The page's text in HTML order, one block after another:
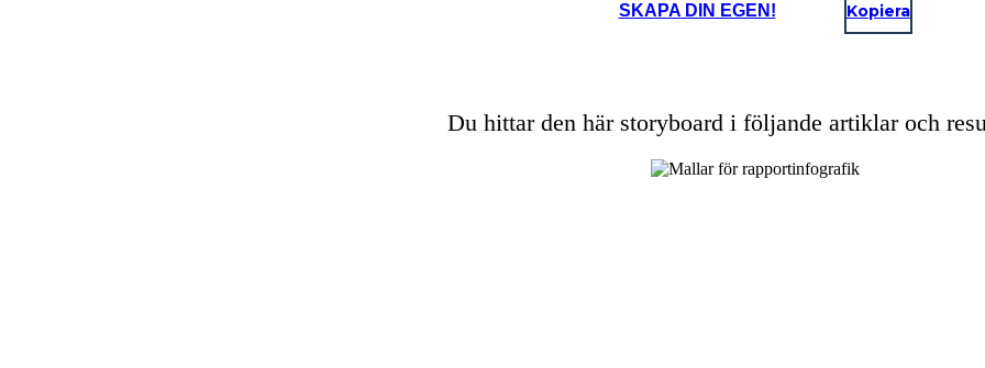
SKAPA DIN EGEN! Kopiera
Du hittar den här storyboard i följande artiklar och